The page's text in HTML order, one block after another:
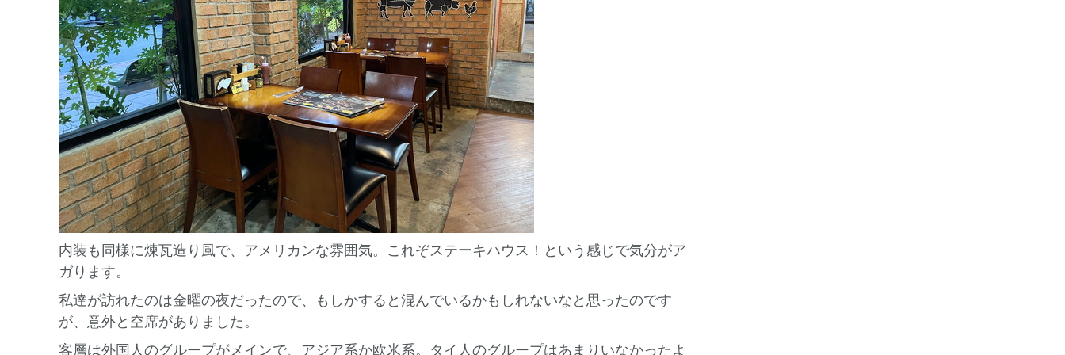
内装も同様に煉瓦造り風で、アメリカンな雰囲気。これぞステーキハウス！という感じで気分がア
ガります。
私達が訪れたのは金曜の夜だったので、もしかすると混んでいるかもしれないなと思ったのです
が、意外と空席がありました。
客層は外国人のグループがメインで、アジア系か欧米系。タイ人のグループはあまりいなかったよ